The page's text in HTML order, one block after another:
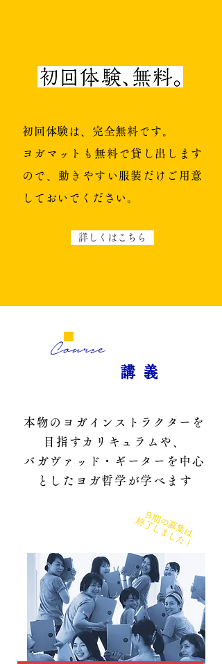
初回体験は、完全無料です。
ヨガマットも無料で貸し出します
ので、動きやすい服装だけご用意
しておいでください。
詳しくはこちら
Course 講 義
Course
本物のヨガインストラクターを
目指すカリキュラムや、
バガヴァッド・ギーターを中心
とした ヨガ哲 学が学べます
９期の募集は
終了しました！